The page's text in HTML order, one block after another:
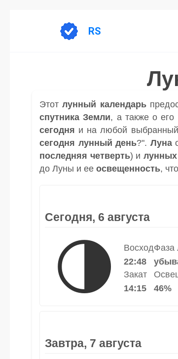
RS
Этотлунный календарь
спутника Земли, а также о его
сегодня и на любой выбранный
сегодня лунный день?". Луна
последняя четверть) илунных
до Луны и ее освещенность,
Сегодня, 6 августа
🌗
Восход
22:48
Закат
14:15
Фаза
46%
Завтра, 7 августа